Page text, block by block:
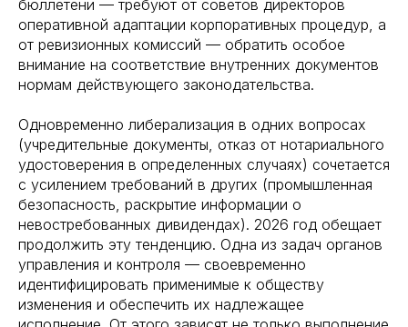
бюллетени — требуют от советов директоров
оперативной адаптации корпоративных процедур, а
от ревизионных комиссий — обратить особое
внимание на соответствие внутренних документов
нормам действующего законодательства.
Одновременно либерализация в одних вопросах
(учредительные документы, отказ от нотариального
удостоверения в определенных случаях) сочетается
с усилением требований в других (промышленная
безопасность, раскрытие информации о
невостребованных дивидендах). 2026 год обещает
продолжить эту тенденцию. Одна из задач органов
управления и контроля — своевременно
идентифицировать применимые к обществу
изменения и обеспечить их надлежащее